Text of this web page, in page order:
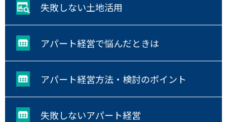
失敗しない土地活用
アパート経営で悩んだときは
アパート経営方法・検討のポイント
失敗しないアパート経営